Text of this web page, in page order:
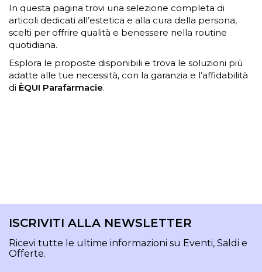
In questa pagina trovi una selezione completa di
articoli dedicati all’estetica e alla cura della persona,
scelti per offrire qualità e benessere nella routine
quotidiana.
Esplora le proposte disponibili e trova le soluzioni più
adatte alle tue necessità, con la garanzia e l’affidabilità
di ÈQUI Parafarmacie.
ISCRIVITI ALLA NEWSLETTER
Ricevi tutte le ultime informazioni su Eventi, Saldi e
Offerte.